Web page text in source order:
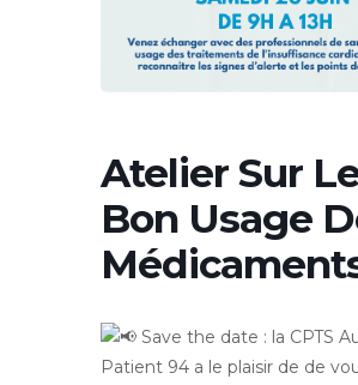
Atelier Sur
Bon Usage
Save the date : la CPTS
Patient 94 a le plaisir de de